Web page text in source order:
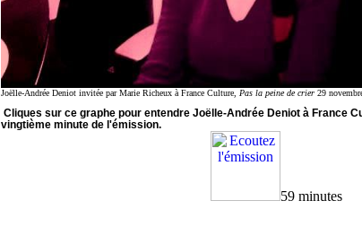
Joëlle-Andrée Deniot invitée par Marie Richeux à France Culture, Pas la peine de crier29
Cliques sur ce graphe pour entendre Joëlle-Andrée Deniot à France
vingtième minute de l'émission.
59 minutes